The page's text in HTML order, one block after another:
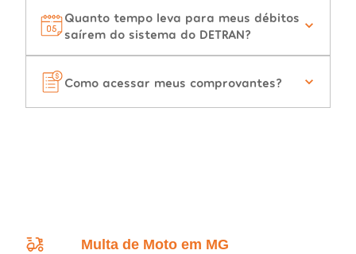
Quanto tempo leva para meus débitos
saírem do sistema do DETRAN?
Como acessar meus comprovantes?
Multa de Moto em MG